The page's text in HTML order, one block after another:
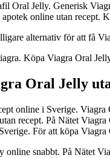
Oral Jelly. Generisk
online utan recept.
alternativ för att få
Köpa Viagra Oral
Oral Jelly
online i Sverige.
recept. På Nätet
För att köpa
online snabbt. På Nätet